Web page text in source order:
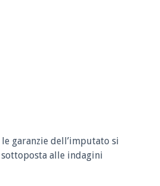
garanzie dell’imputato si
alle indagini